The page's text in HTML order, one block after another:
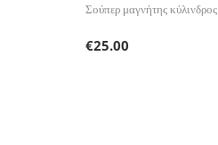
Σούπερ μαγνήτης κύλινδρος
€25.00